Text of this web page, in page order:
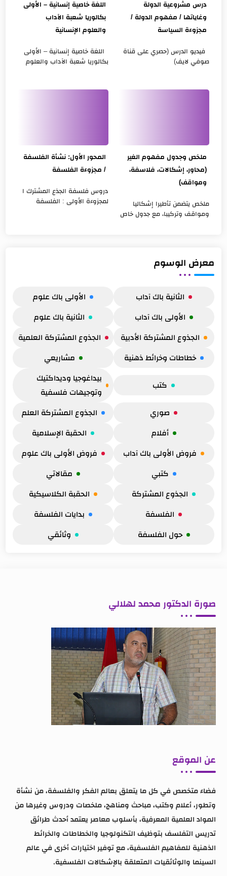
درس مشروعية الدولة
وغاياتها / مفهوم الدولة /
مجزوءة السياسة
فيديو الدرس (حصري على قناة
صوفي لايف)
الدرس مجزوءة السياسة
اللغة خاصية إنسانية – الأولى
بكالوريا شعبة الآداب
والعلوم الإنسانية
اللغة خاصية إنسانية – الأولى
بكالوريا شعبة الآداب والعلوم
خاصية إنسانية التأطير ...
ملخص وجدول مفهوم الغير
(محاور، إشكالات، فلاسفة،
ومواقف)
ملخص يتضمن تأطيرا إشكاليا
ومواقف وتركيبا، مع جدول خاص
المحور الأول: نشأة الفلسفة
/ مجزوءة الفلسفة
دروس فلسفة الجذع المشترك ا
لمجزوءة الأولى : الفلسفة
معرض الوسوم
الثانية باك آداب الأولى باك علوم
الأولى باك آداب الثانية باك علوم
الجذوع المشتركة الأدبية الجذوع المشتركة العلمية
خطاطات وخرائط ذهنية مشاريعي
كتب
بيداغوجيا وديداكتيك
وتوجيهات فلسفية
صوري الجذوع المشتركة العلم
أفلام الحقبة الإسلامية
فروض الأولى باك آداب فروض الأولى باك علوم
كتبي مقالاتي
الجذوع المشتركة الحقبة الكلاسيكية
الفلسفة بدايات الفلسفة
حول الفلسفة وثائقي
صورة الدكتور محمد لهلالي
عن الموقع
فضاء متخصص في كل ما يتعلق بعالم الفكر والفلسفة، من نشأة
وتطور، أعلام وكتب، مباحث ومناهج، ملخصات ودروس وغيرها من
المواد العلمية المعرفية، بأسلوب معاصر يعتمد أحدث طرائق
تدريس التفلسف بتوظيف التكنولوجيا والخطاطات والخرائط
الذهنية للمفاهيم الفلسفية، مع توفير اختيارات أخرى في عالم
السينما والوثائقيات المتعلقة بالإشكالات الفلسفية.